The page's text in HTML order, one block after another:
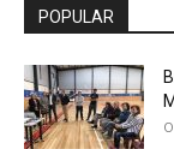
POPULAR